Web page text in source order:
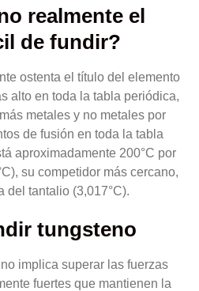
realmente el
de fundir?
ostenta el título del elemento
alto en toda la tabla periódica,
metales y no metales por
de fusión en toda la tabla
aproximadamente 200°C por
su competidor más cercano,
del tantalio (3,017°C).
tungsteno
implica superar las fuerzas
fuertes que mantienen la